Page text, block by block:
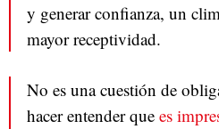
y generar confianza, un
mayor receptividad.
No es una cuestión de
hacer entender que es